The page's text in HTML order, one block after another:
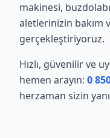
makinesi,
aletlerinizin bakım
gerçekleştiriyoruz.
Hızlı, güvenilir ve
hemen arayın: 0
herzaman sizin